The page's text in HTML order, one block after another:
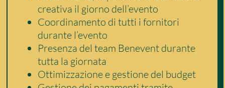
creativa il giorno dell’evento
Coordinamento di tutti i fornitori
durante l’evento
Presenza del team Benevent durante
tutta la giornata
Ottimizzazione e gestione del budget